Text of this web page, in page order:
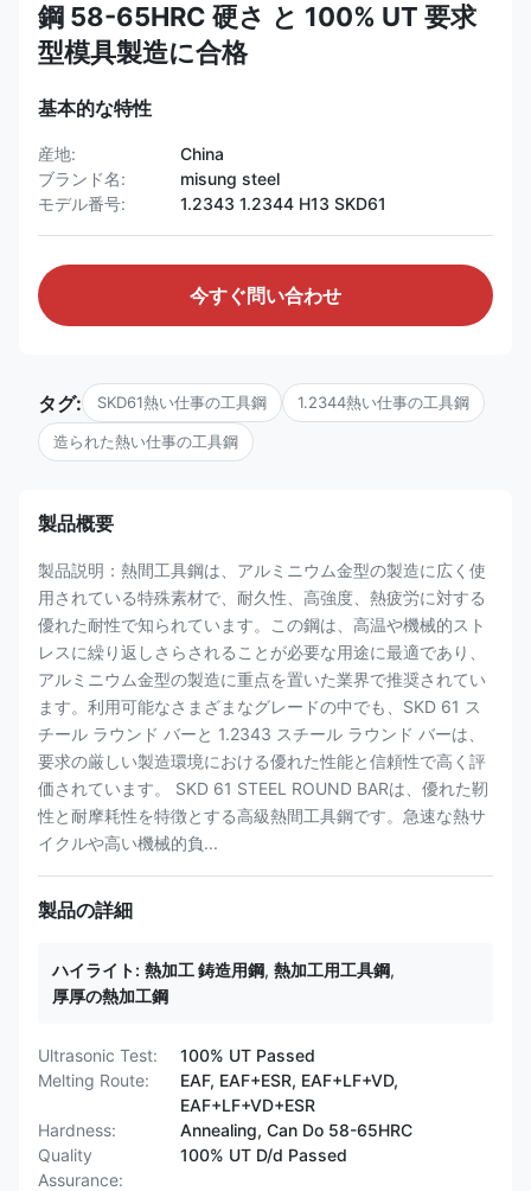
鋼 58-65HRC 硬さ と 100% UT 要求
型模具製造に合格
基本的な特性
産地:
China
ブランド名:
misung steel
モデル番号:
1.2343 1.2344 H13 SKD61
今すぐ問い合わせ
タグ: SKD61熱い仕事の工具鋼 1.2344熱い仕事の工具鋼
造られた熱い仕事の工具鋼
製品概要
製品説明：熱間工具鋼は、アルミニウム金型の製造に広く使
用されている特殊素材で、耐久性、高強度、熱疲労に対する
優れた耐性で知られています。この鋼は、高温や機械的スト
レスに繰り返しさらされることが必要な用途に最適であり、
アルミニウム金型の製造に重点を置いた業界で推奨されてい
ます。利用可能なさまざまなグレードの中でも、SKD 61 ス
チール ラウンド バーと 1.2343 スチール ラウンド バーは、
要求の厳しい製造環境における優れた性能と信頼性で高く評
価されています。 SKD 61 STEEL ROUND BARは、優れた靭
性と耐摩耗性を特徴とする高級熱間工具鋼です。急速な熱サ
イクルや高い機械的負...
製品の詳細
ハイライト: 熱加工 鋳造用鋼, 熱加工用工具鋼,
厚厚の熱加工鋼
Ultrasonic Test:
100% UT Passed
Melting Route:
EAF, EAF+ESR, EAF+LF+VD,
EAF+LF+VD+ESR
Hardness:
Annealing, Can Do 58-65HRC
Quality
Assurance:
100% UT D/d Passed